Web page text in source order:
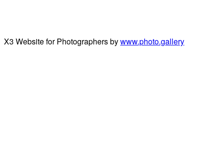
X3 Website for Photographers bywww.photo.gallery